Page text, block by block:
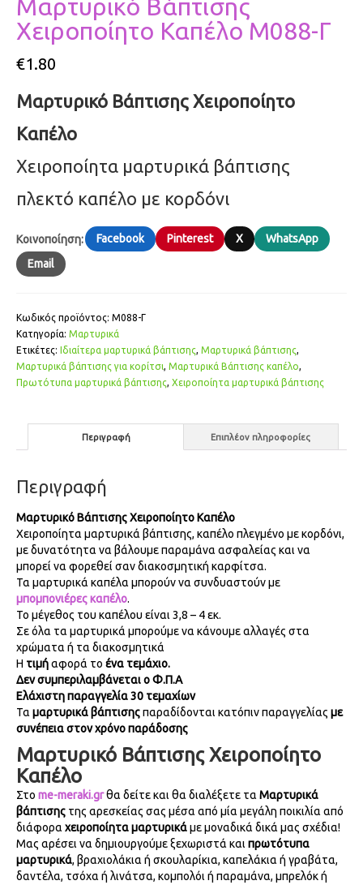
Μαρτυρικό Βάπτισης
Χειροποίητο Καπέλο Μ088-Γ
€1.80
Μαρτυρικό Βάπτισης Χειροποίητο
Καπέλο
Χειροποίητα μαρτυρικά βάπτισης
πλεκτό καπέλο με κορδόνι
Κοινοποίηση: Facebook Pinterest X
WhatsApp
Email
Κωδικός προϊόντος: Μ088-Γ
Κατηγορία: Μαρτυρικά
Ετικέτες: Ιδιαίτερα μαρτυρικά βάπτισης, Μαρτυρικά βάπτισης,
Μαρτυρικά βάπτισης για κορίτσι, Μαρτυρικά Βάπτισης καπέλο,
Πρωτότυπα μαρτυρικά βάπτισης, Χειροποίητα μαρτυρικά βάπτισης
Περιγραφή Επιπλέον πληροφορίες
Περιγραφή
Μαρτυρικό Βάπτισης Χειροποίητο Καπέλο
Χειροποίητα μαρτυρικά βάπτισης, καπέλο πλεγμένο με κορδόνι,
με δυνατότητα να βάλουμε παραμάνα ασφαλείας και να
μπορεί να φορεθεί σαν διακοσμητική καρφίτσα.
Τα μαρτυρικά καπέλα μπορούν να συνδυαστούν με
μπομπονιέρες καπέλο.
Το μέγεθος του καπέλου είναι 3,8 – 4 εκ.
Σε όλα τα μαρτυρικά μπορούμε να κάνουμε αλλαγές στα
χρώματα ή τα διακοσμητικά
Η τιμήαφορά το ένα τεμάχιο.
Δεν συμπεριλαμβάνεται ο Φ.Π.Α
Ελάχιστη παραγγελία 30 τεμαχίων
Τα μαρτυρικά βάπτισηςπαραδίδονται κατόπιν παραγγελίας με
συνέπεια στον χρόνο παράδοσης
Μαρτυρικό Βάπτισης Χειροποίητο
Καπέλο
Στο me-meraki.grθα δείτε και θα διαλέξετε τα Μαρτυρικά
βάπτισης της αρεσκείας σας μέσα από μία μεγάλη ποικιλία από
διάφορα χειροποίητα μαρτυρικάμε μοναδικά δικά μας σχέδια!
Μας αρέσει να δημιουργούμε ξεχωριστά και πρωτότυπα
μαρτυρικά, βραχιολάκια ή σκουλαρίκια, καπελάκια ή γραβάτα,
δαντέλα, τσόχα ή λινάτσα, κομπολόι ή παραμάνα, μπρελόκ ή